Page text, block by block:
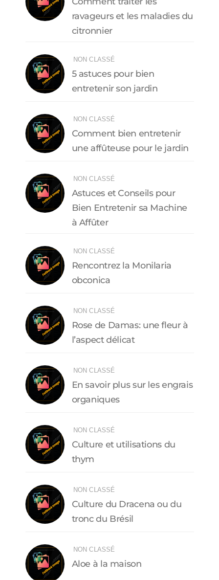
ravageurs et les maladies du
citronnier
NON CLASSÉ
5 astuces pour bien
entretenir son jardin
NON CLASSÉ
Comment bien entretenir
une affûteuse pour le jardin
NON CLASSÉ
Astuces et Conseils pour
Bien Entretenir sa Machine
à Affûter
NON CLASSÉ
Rencontrez la Monilaria
obconica
NON CLASSÉ
Rose de Damas: une fleur à
l’aspect délicat
NON CLASSÉ
En savoir plus sur les engrais
organiques
NON CLASSÉ
Culture et utilisations du
thym
NON CLASSÉ
Culture du Dracena ou du
tronc du Brésil
NON CLASSÉ
Aloe à la maison